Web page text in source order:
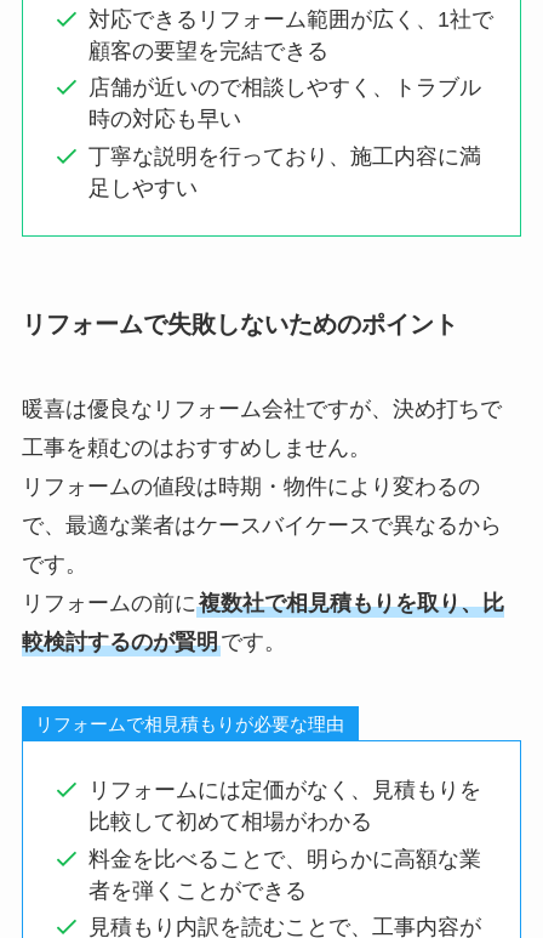
対応できるリフォーム範囲が広く、1社で
顧客の要望を完結できる
店舗が近いので相談しやすく、トラブル
時の対応も早い
丁寧な説明を行っており、施工内容に満
足しやすい
リフォームで失敗しないためのポイント
暖喜は優良なリフォーム会社ですが、決め打ちで
工事を頼むのはおすすめしません。
リフォームの値段は時期・物件により変わるの
で、最適な業者はケースバイケースで異なるから
です。
リフォームの前に複数社で相見積もりを取り、比
較検討するのが賢明です。
リフォームで相見積もりが必要な理由
リフォームには定価がなく、見積もりを
比較して初めて相場がわかる
料金を比べることで、明らかに高額な業
者を弾くことができる
見積もり内訳を読むことで、工事内容が